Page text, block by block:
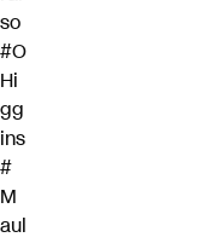
so
#O
Hi
gg
ins
#
M
aul